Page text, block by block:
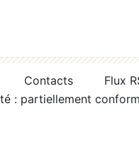
Contacts
Flux
: partiellement